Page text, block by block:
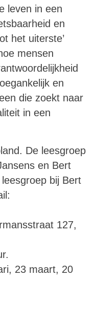
leven in een
en
het uiterste’
mensen
en
die zoekt naar
in een
De leesgroep
en Bert
bij Bert
127,
23 maart, 20